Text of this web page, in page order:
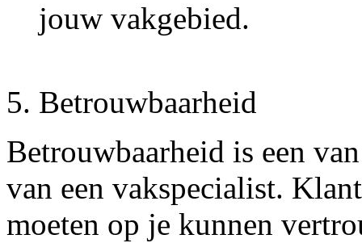
jouw vakgebied.
5. Betrouwbaarheid
Betrouwbaarheid is een
van een vakspecialist.
moeten op je kunnen